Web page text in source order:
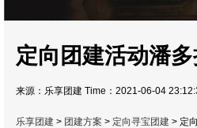
定向团建活动潘
来源：乐享团建 Time：2021-06-04
乐享团建> 团建方案 > 定向寻宝团建> 定